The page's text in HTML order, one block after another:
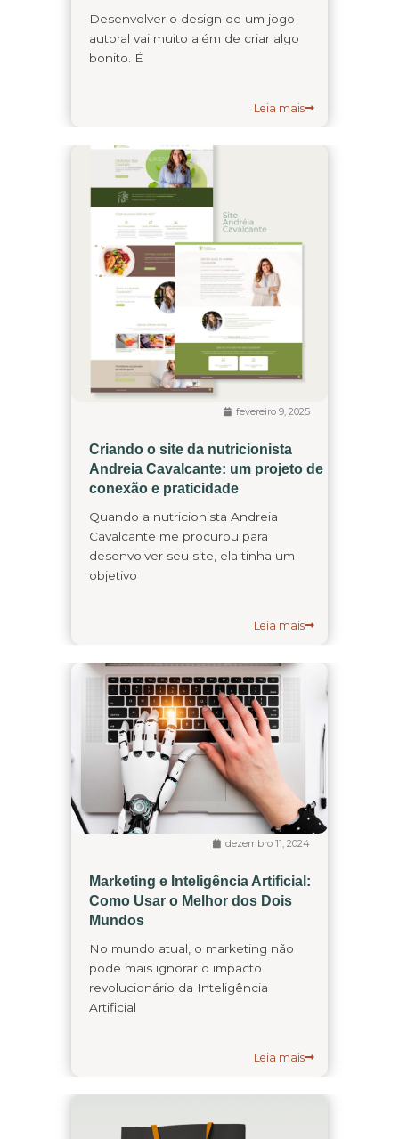
Desenvolver o design de um jogo
autoral vai muito além de criar algo
bonito. É
Leia mais
fevereiro 9, 2025
Criando o site da nutricionista
Andreia Cavalcante: um projeto de
conexão e praticidade
Quando a nutricionista Andreia
Cavalcante me procurou para
desenvolver seu site, ela tinha um
objetivo
Leia mais
dezembro 11, 2024
Marketing e Inteligência Artificial:
Como Usar o Melhor dos Dois
Mundos
No mundo atual, o marketing não
pode mais ignorar o impacto
revolucionário da Inteligência
Artificial
Leia mais